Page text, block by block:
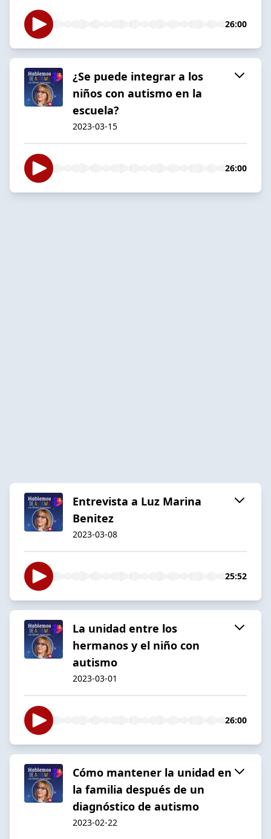
26:00
¿Se puede integrar a los
niños con autismo en la
escuela?
2023-03-15
26:00
Entrevista a Luz Marina
Benitez
2023-03-08
25:52
La unidad entre los
hermanos y el niño con
autismo
2023-03-01
26:00
Cómo mantener la unidad en
la familia después de un
diagnóstico de autismo
2023-02-22